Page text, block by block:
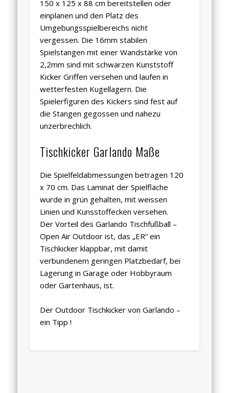
150 x 125 x 88 cm bereitstellen oder
einplanen und den Platz des
Umgebungsspielbereichs nicht
vergessen. Die 16mm stabilen
Spielstangen mit einer Wandstärke von
2,2mm sind mit schwarzen Kunststoff
Kicker Griffen versehen und laufen in
wetterfesten Kugellagern. Die
Spielerfiguren des Kickers sind fest auf
die Stangen gegossen und nahezu
unzerbrechlich.
Tischkicker Garlando Maße
Die Spielfeldabmessungen betragen 120
x 70 cm. Das Laminat der Spielfläche
wurde in grün gehalten, mit weissen
Linien und Kunsstoffecken versehen.
Der Vorteil des Garlando Tischfußball –
Open Air Outdoor ist, das „ER“ ein
Tischkicker klappbar, mit damit
verbundenem geringen Platzbedarf, bei
Lagerung in Garage oder Hobbyraum
oder Gartenhaus, ist.
Der Outdoor Tischkicker von Garlando –
ein Tipp !